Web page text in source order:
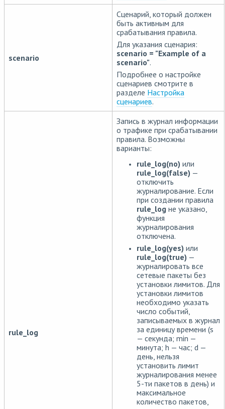
scenario
Сценарий, который должен
быть активным для
срабатывания правила.
Для указания сценария:
scenario = "Example of a
scenario".
Подробнее о настройке
сценариев смотрите в
разделе Настройка
сценариев.
rule_log
Запись в журнал информации
о трафике при срабатывании
правила. Возможны
варианты:
rule_log(no) или
rule_log(false) —
отключить
журналирование. Если
при создании правила
rule_log не указано,
функция
журналирования
отключена.
rule_log(yes) или
rule_log(true) —
журналировать все
сетевые пакеты без
установки лимитов. Для
установки лимитов
необходимо указать
число событий,
записываемых в журнал
за единицу времени (s
— секунда; min —
минута; h — час; d —
день, нельзя
установить лимит
журналирования менее
5-ти пакетов в день) и
максимальное
количество пакетов,